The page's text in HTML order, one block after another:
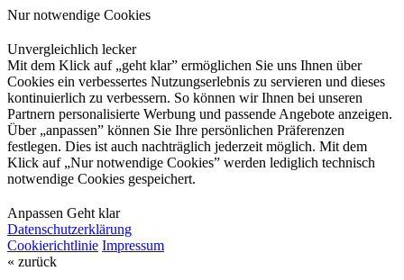
Nur notwendige Cookies
Unvergleichlich lecker
Mit dem Klick auf „geht klar” ermöglichen Sie uns Ihnen über
Cookies ein verbessertes Nutzungserlebnis zu servieren und dieses
kontinuierlich zu verbessern. So können wir Ihnen bei unseren
Partnern personalisierte Werbung und passende Angebote anzeigen.
Über „anpassen” können Sie Ihre persönlichen Präferenzen
festlegen. Dies ist auch nachträglich jederzeit möglich. Mit dem
Klick auf „Nur notwendige Cookies” werden lediglich technisch
notwendige Cookies gespeichert.
Anpassen Geht klar
Datenschutzerklärung
Cookierichtlinie Impressum
« zurück